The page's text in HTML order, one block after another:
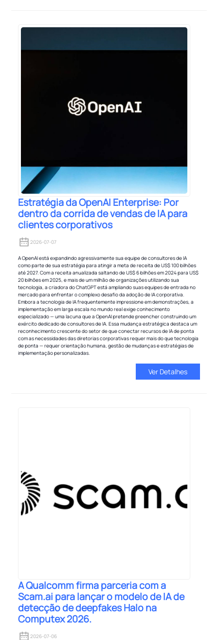
Estratégia da OpenAI Enterprise: Por
dentro da corrida de vendas de IA para
clientes corporativos
2026-07-07
A OpenAI está expandindo agressivamente sua equipe de consultores de IA
como parte de sua estratégia para atingir a meta de receita de US$ 100 bilhões
até 2027. Com a receita anualizada saltando de US$ 6 bilhões em 2024 para US$
20 bilhões em 2025, e mais de um milhão de organizações utilizando sua
tecnologia, a criadora do ChatGPT está ampliando suas equipes de entrada no
mercado para enfrentar o complexo desafio da adoção de IA corporativa.
Embora a tecnologia de IA frequentemente impressione em demonstrações, a
implementação em larga escala no mundo real exige conhecimento
especializado — uma lacuna que a OpenAI pretende preencher construindo um
exército dedicado de consultores de IA. Essa mudança estratégica destaca um
reconhecimento crescente do setor de que conectar recursos de IA de ponta
com as necessidades das diretorias corporativas requer mais do que tecnologia
de ponta — requer orientação humana, gestão de mudanças e estratégias de
implementação personalizadas.
Ver Detalhes
A Qualcomm firma parceria com a
Scam.ai para lançar o modelo de IA de
detecção de deepfakes Halo na
Computex 2026.
2026-07-06